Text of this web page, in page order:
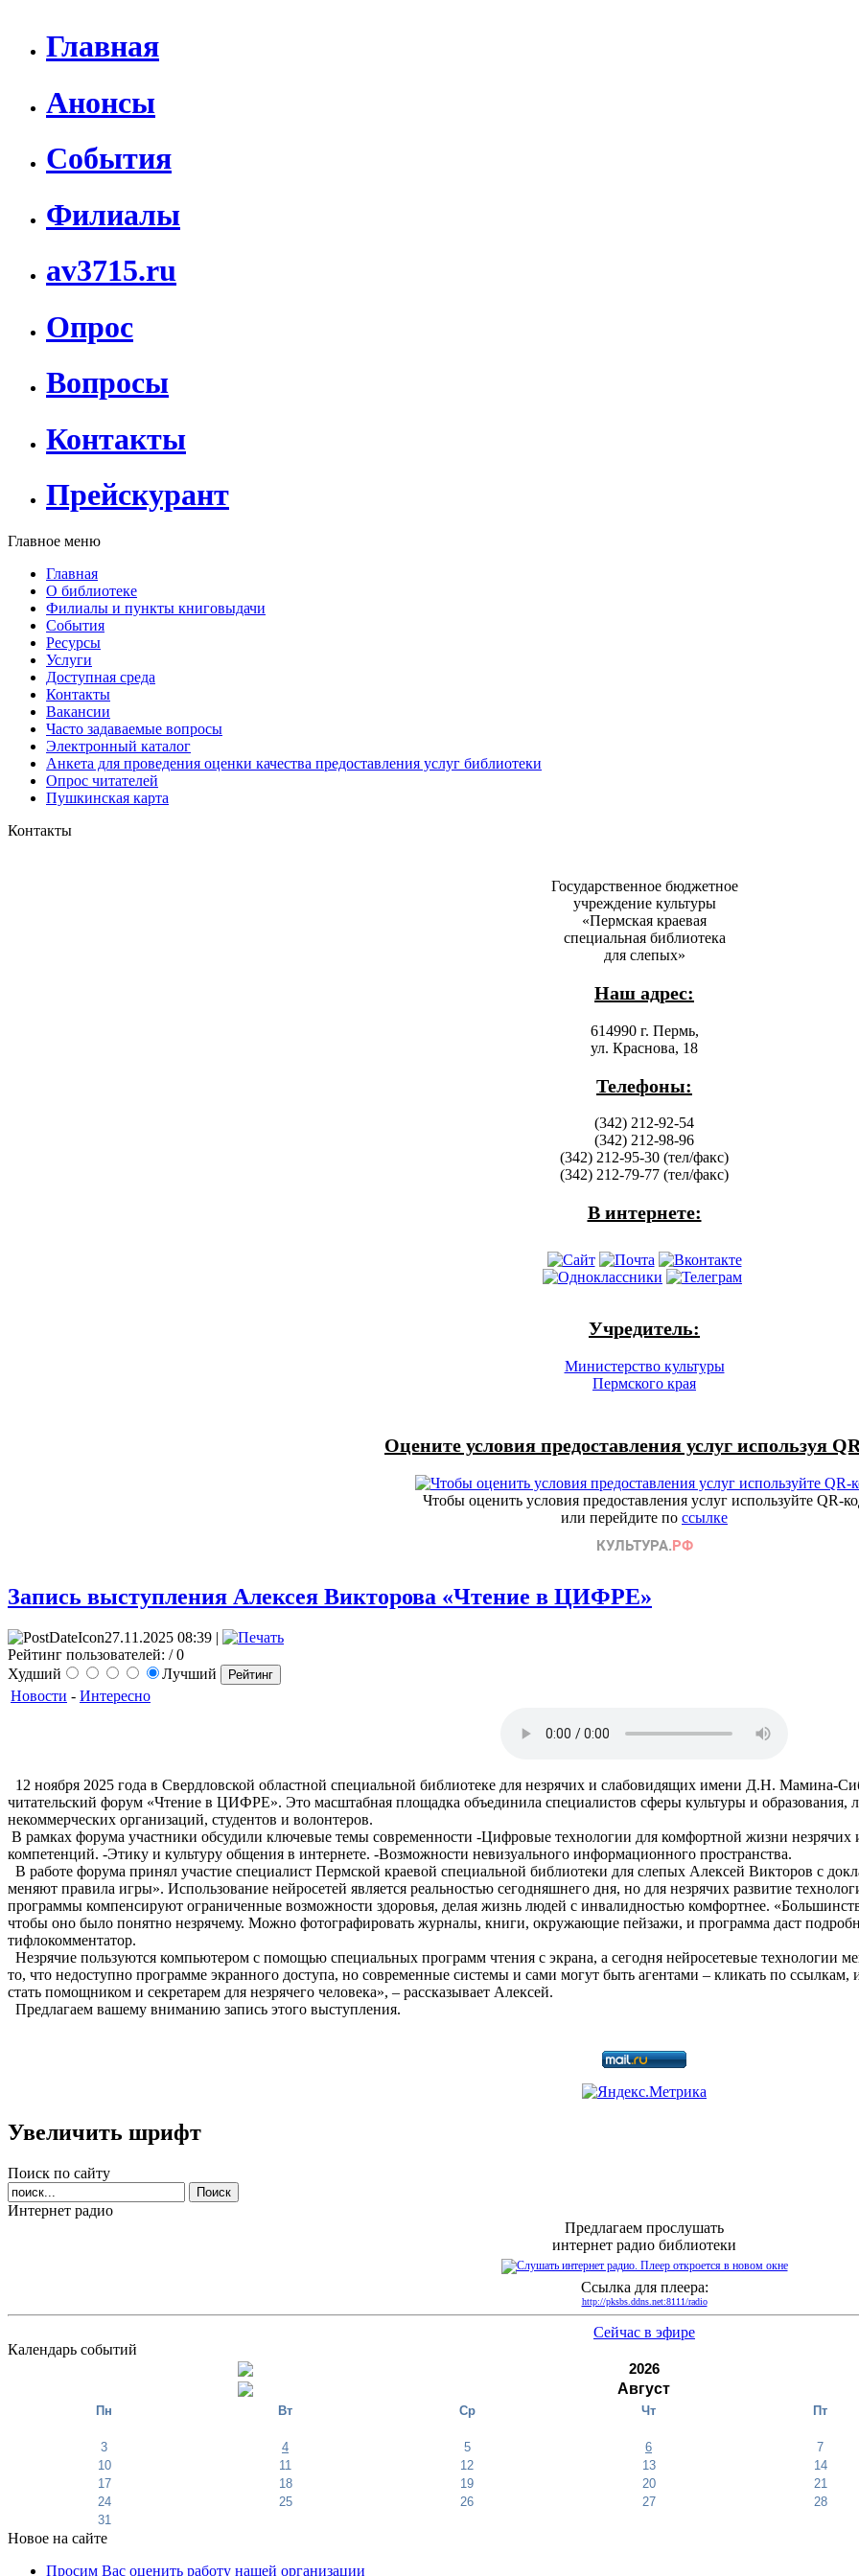
Главная
Анонсы
События
Филиалы
av3715.ru
Опрос
Вопросы
Контакты
Прейскурант
Главное меню
Главная
О библиотеке
Филиалы и пункты книговыдачи
События
Ресурсы
Услуги
Доступная среда
Контакты
Вакансии
Часто задаваемые вопросы
Электронный каталог
Анкета для проведения оценки качества предоставления услуг библиотеки
Опрос читателей
Пушкинская карта
Контакты
Государственное бюджетное
учреждение культуры
«Пермская краевая
специальная библиотека
для слепых»
Наш адрес:
614990 г. Пермь,
ул. Краснова, 18
Телефоны:
(342) 212-92-54
(342) 212-98-96
(342) 212-95-30 (тел/факс)
(342) 212-79-77 (тел/факс)
В интернете:
Учредитель:
Министерство культуры
Пермского края
Оцените условия предоставления услуг используя
Чтобы оценить условия предоставления услуг используйте QR-
или перейдите по ссылке
Запись выступления Алексея Викторова «Чтение в ЦИФРЕ»
27.11.2025 08:39 |
Рейтинг пользователей: / 0
Худший
Лучший
Новости - Интересно
12 ноября 2025 года в Свердловской областной специальной библиотеке для незрячих и слабовидящих имени Д.Н. Мамина-
читательский форум «Чтение в ЦИФРЕ». Это масштабная площадка объединила специалистов сферы культуры и образования,
некоммерческих организаций, студентов и волонтеров.
В рамках форума участники обсудили ключевые темы современности -Цифровые технологии для комфортной жизни
компетенций. -Этику и культуру общения в интернете. -Возможности невизуального информационного пространства.
В работе форума принял участие специалист Пермской краевой специальной библиотеки для слепых Алексей Викторов с
меняют правила игры». Использование нейросетей является реальностью сегодняшнего дня, но для незрячих развитие
программы компенсируют ограниченные возможности здоровья, делая жизнь людей с инвалидностью комфортнее.
чтобы оно было понятно незрячему. Можно фотографировать журналы, книги, окружающие пейзажи, и программа даст
тифлокомментатор.
Незрячие пользуются компьютером с помощью специальных программ чтения с экрана, а сегодня нейросетевые технологии
то, что недоступно программе экранного доступа, но современные системы и сами могут быть агентами – кликать по
стать помощником и секретарем для незрячего человека», – рассказывает Алексей.
Предлагаем вашему вниманию запись этого выступления.
Увеличить шрифт
Поиск по сайту
Интернет радио
Предлагаем прослушать
интернет радио библиотеки
Ссылка для плеера:
http://pksbs.ddns.net:8111/radio
Сейчас в эфире
Календарь событий
2026
Август
Пн Вт Ср Чт Пт
3
4 5 6 7
10
11 12 13 14
17
18 19 20 21
24
25 26 27 28
31
Новое на сайте
Просим Вас оценить работу нашей организации